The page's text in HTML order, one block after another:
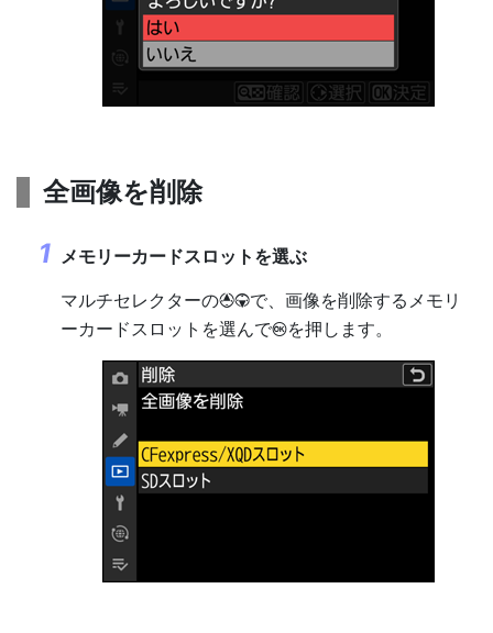
全画像を削除
メモリーカードスロットを選ぶ
マルチセレクターの13で、画像を削除するメモリ
ーカードスロットを選んでJを押します。